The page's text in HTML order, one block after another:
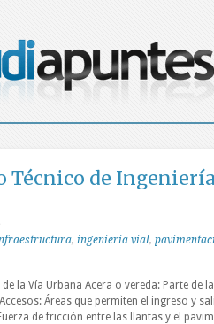
Técnico de
, ingeniería vial,
la Vía Urbana Acera o vereda: Parte de
Áreas que permiten el ingreso y
de fricción entre las llantas y el